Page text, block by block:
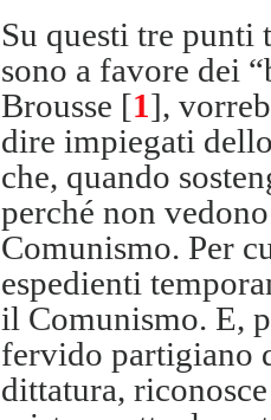
Su questi tre punti
sono a favore dei
Brousse [1],
dire impiegati
che, quando
perché non
Comunismo. Per
espedienti
il Comunismo. E,
fervido partigiano
dittatura,